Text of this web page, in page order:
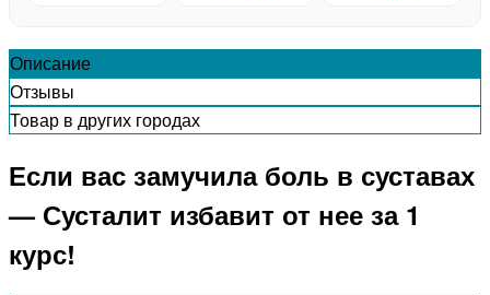
Описание
Отзывы
Товар в других городах
Если вас замучила боль в суставах
— Сусталит избавит от нее за 1
курс!